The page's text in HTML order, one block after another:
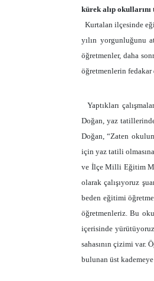
kürek alıp
Kurtalan ilçesinde
yılın yorgunluğunu
öğretmenler, daha
öğretmenlerin fedakar
Yaptıkları
Doğan, yaz
Doğan, “Zaten
için yaz tatili
ve İlçe Milli Eğitim
olarak çalışıyoruz
beden eğitimi
öğretmenleriz. Bu
içerisinde
sahasının çizimi var.
bulunan üst